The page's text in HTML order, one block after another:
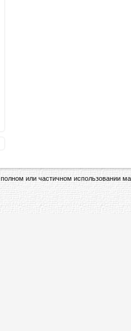
или частичном использовании